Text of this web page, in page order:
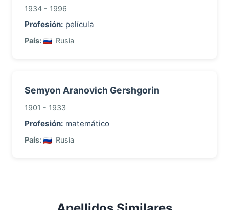
1934 - 1996
Profesión: película
País: Rusia
Semyon Aranovich Gershgorin
1901 - 1933
Profesión: matemático
País: Rusia